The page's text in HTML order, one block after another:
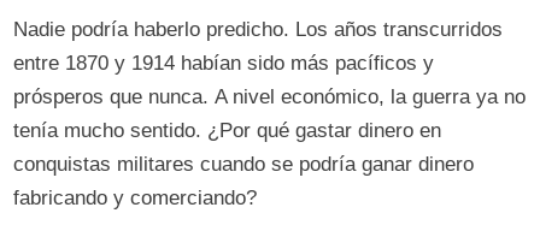
Nadie podría haberlo predicho. Los años transcurridos
entre 1870 y 1914 habían sido más pacíficos y
prósperos que nunca. A nivel económico, la guerra ya no
tenía mucho sentido. ¿Por qué gastar dinero en
conquistas militares cuando se podría ganar dinero
fabricando y comerciando?